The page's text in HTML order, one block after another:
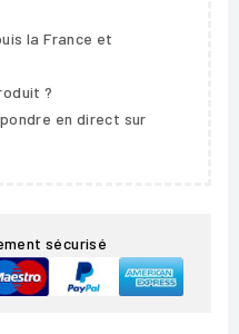
la France et
?
en direct sur
sécurisé